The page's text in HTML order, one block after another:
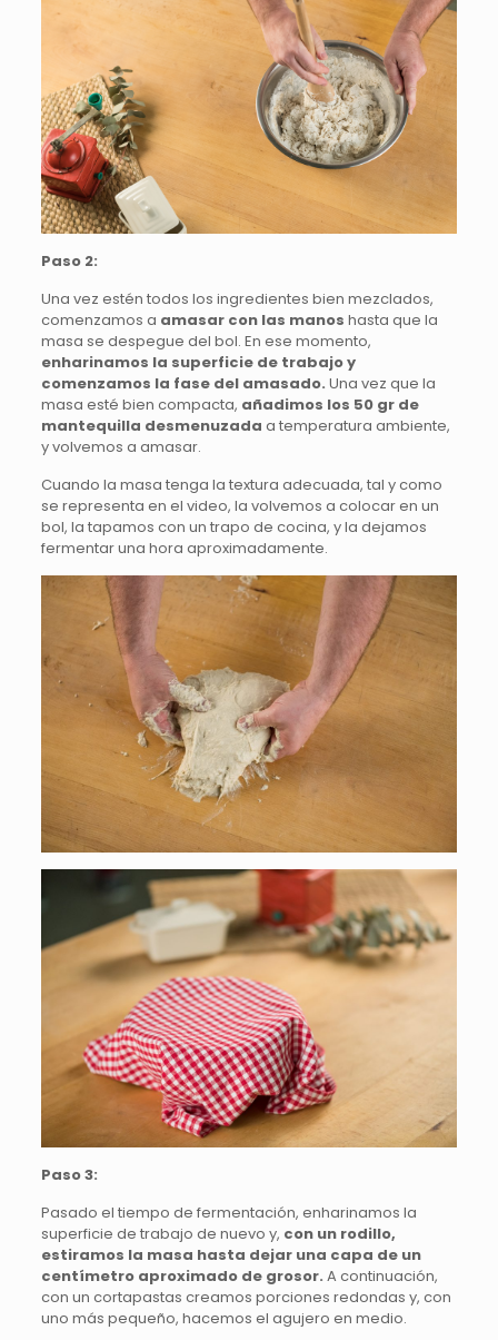
Paso 2:
Una vez estén todos los ingredientes bien mezclados,
comenzamos a amasar con las manos hasta que la
masa se despegue del bol. En ese momento,
enharinamos la superficie de trabajo y
comenzamos la fase del amasado. Una vez que la
masa esté bien compacta, añadimos los 50 gr de
mantequilla desmenuzada a temperatura ambiente,
y volvemos a amasar.
Cuando la masa tenga la textura adecuada, tal y como
se representa en el video, la volvemos a colocar en un
bol, la tapamos con un trapo de cocina, y la dejamos
fermentar una hora aproximadamente.
Paso 3:
Pasado el tiempo de fermentación, enharinamos la
superficie de trabajo de nuevo y, con un rodillo,
estiramos la masa hasta dejar una capa de un
centímetro aproximado de grosor. A continuación,
con un cortapastas creamos porciones redondas y, con
uno más pequeño, hacemos el agujero en medio.